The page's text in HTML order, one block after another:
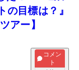
の目標は？』
アー】
コメン
ト